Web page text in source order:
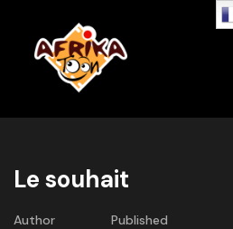
Le souhait
Author
Published